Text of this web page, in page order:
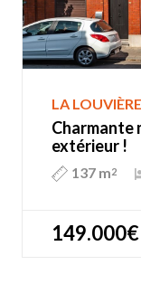
LA
Charmante
extérieur !
137 m2
149.000€